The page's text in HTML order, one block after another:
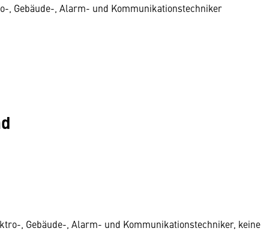
, Gebäude-, Alarm- und Kommunikationstechniker
, Gebäude-, Alarm- und Kommunikationstechniker, keine